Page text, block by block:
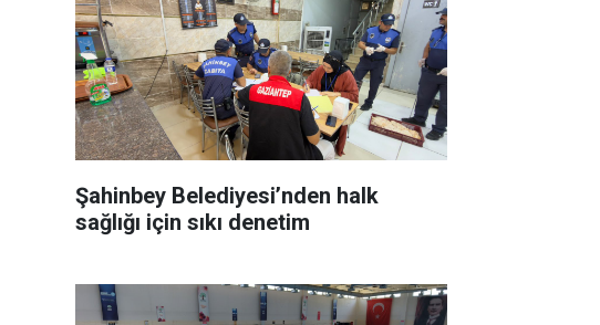
Şahinbey Belediyesi’nden halk
sağlığı için sıkı denetim